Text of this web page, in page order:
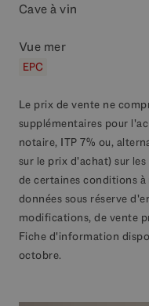
Cave à vin
Vue mer
EPC
Le prix de vente ne
supplémentaires pour
notaire, ITP 7% ou,
sur le prix d'achat) sur
de certaines conditions
données sous réserve
modifications, de vente
Fiche d'information
octobre.